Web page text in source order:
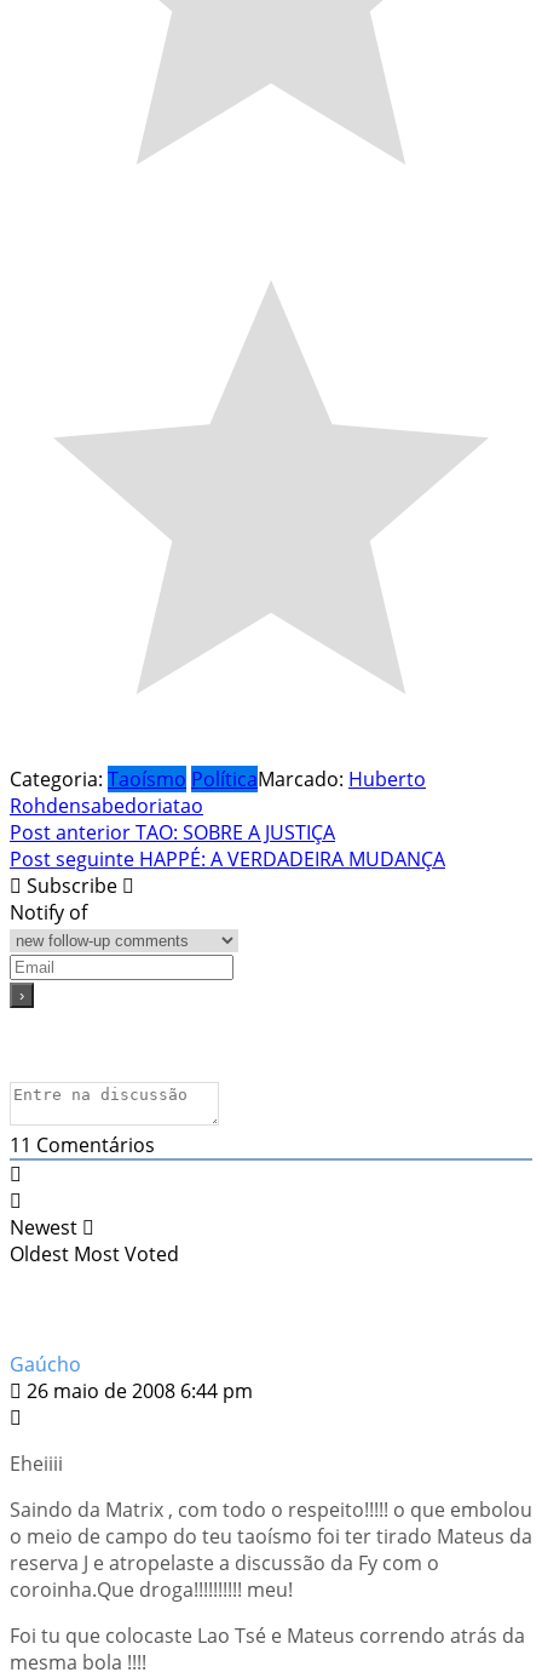
Categoria: Taoísmo PolíticaMarcado: Huberto
Rohdensabedoriatao
Navegação
de
Post
Post anteriorTAO: SOBRE A JUSTIÇA
Post seguinte HAPPÉ: A VERDADEIRA MUDANÇA
Subscribe
Notify of
11 Comentários
Newest
Oldest Most Voted
Gaúcho
26 maio de 2008 6:44 pm
Eheiiii
Saindo da Matrix , com todo o respeito!!!!! o que embolou
o meio de campo do teu taoísmo foi ter tirado Mateus da
reserva J e atropelaste a discussão da Fy com o
coroinha.Que droga!!!!!!!!!! meu!
Foi tu que colocaste Lao Tsé e Mateus correndo atrás da
mesma bola !!!!